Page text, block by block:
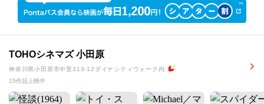
TOHOシネマズ 小田原
神奈川県小田原市中里313-12ダイナシティウォーク内
15作品上映中